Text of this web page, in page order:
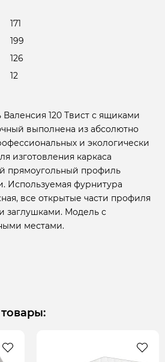
171
199
126
12
Валенсия 120 Твист с ящиками
выполнена из абсолютно
и экологически
изготовления каркаса
прямоугольный профиль
Используемая фурнитура
все открытые части профиля
заглушками. Модель с
местами.